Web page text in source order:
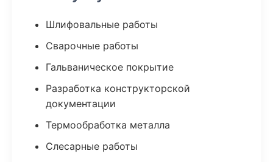
Шлифовальные работы
Сварочные работы
Гальваническое покрытие
Разработка конструкторской
документации
Термообработка металла
Слесарные работы